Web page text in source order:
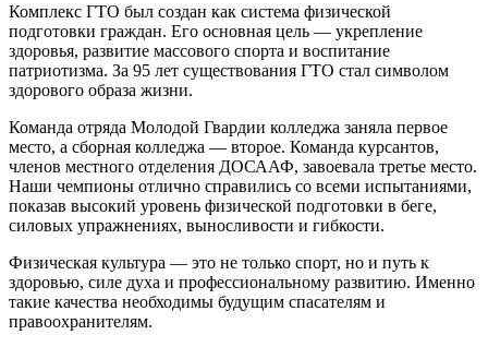
Комплекс ГТО был создан как система физической
подготовки граждан. Его основная цель — укрепление
здоровья, развитие массового спорта и воспитание
патриотизма. За 95 лет существования ГТО стал символом
здорового образа жизни.
Команда отряда Молодой Гвардии колледжа заняла первое
место, а сборная колледжа — второе. Команда курсантов,
членов местного отделения ДОСААФ, завоевала третье место.
Наши чемпионы отлично справились со всеми испытаниями,
показав высокий уровень физической подготовки в беге,
силовых упражнениях, выносливости и гибкости.
Физическая культура — это не только спорт, но и путь к
здоровью, силе духа и профессиональному развитию. Именно
такие качества необходимы будущим спасателям и
правоохранителям.